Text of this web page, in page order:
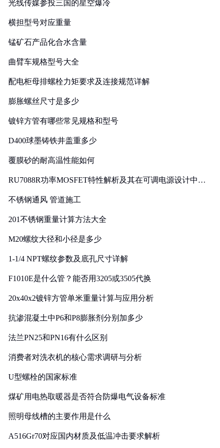
光线传媒参投三国的星空爆冷
横担型号对应重量
锰矿石产品化合水含量
曲臂车规格型号大全
配电柜母排螺栓力矩要求及连接规范详解
膨胀螺丝尺寸是多少
镀锌方管有哪些常见规格和型号
D400球墨铸铁井盖重多少
覆膜砂的耐高温性能如何
RU7088R功率MOSFET特性解析及其在可调电源设计中的
不锈钢通风 管道施工
201不锈钢重量计算方法大全
M20螺纹大径和小径是多少
1-1/4 NPT螺纹参数及底孔尺寸详解
F1010E是什么管？能否用3205或3505代换
20x40x2镀锌方管单米重量计算与应用分析
抗渗混凝土中P6和P8膨胀剂分别加多少
法兰PN25和PN16有什么区别
消费者对洗衣机的核心需求调研与分析
U型螺栓的国家标准
煤矿用电热取暖器是否符合防爆电气设备标准
照明母线槽的主要作用是什么
A516Gr70对应国内材质及低温冲击要求解析